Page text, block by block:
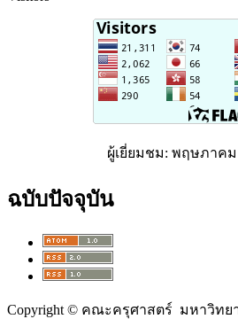
ผู้เยี่ยมชม: พฤษภาคม
ฉบับปัจจุบัน
Copyright © คณะครุศาสตร์ มหาวิทย